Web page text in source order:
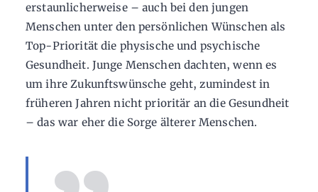
erstaunlicherweise – auch bei den jungen
Menschen unter den persönlichen Wünschen als
Top-Priorität die physische und psychische
Gesundheit. Junge Menschen dachten, wenn es
um ihre Zukunftswünsche geht, zumindest in
früheren Jahren nicht prioritär an die Gesundheit
– das war eher die Sorge älterer Menschen.